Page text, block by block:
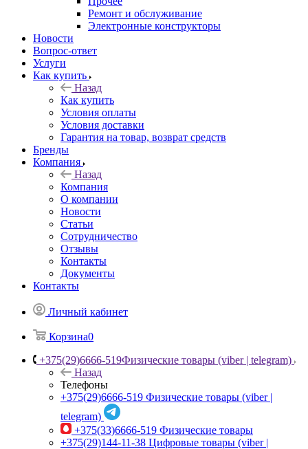
Ремонт и обслуживание
Электронные конструкторы
Новости
Вопрос-ответ
Услуги
Как купить
Назад
Как купить
Условия оплаты
Условия доставки
Гарантия на товар, возврат средств
Бренды
Компания
Назад
Компания
О компании
Новости
Статьи
Сотрудничество
Отзывы
Контакты
Документы
Контакты
Личный кабинет
Корзина0
+375(29)6666-519Физические товары (viber | telegram)
Назад
Телефоны
+375(29)6666-519 Физические товары (viber |
telegram)
+375(33)6666-519 Физические товары
+375(29)144-11-38 Цифровые товары (viber |